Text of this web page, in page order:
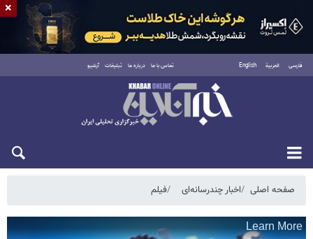
فارسی العربية English تماس با ما درباره ما تبلیغات آرشیو
پنجشنبه ۱۵ مرداد ۱۴۰۵
صفحه اصلی اخبار چندرسانه‌ای فیلم
×